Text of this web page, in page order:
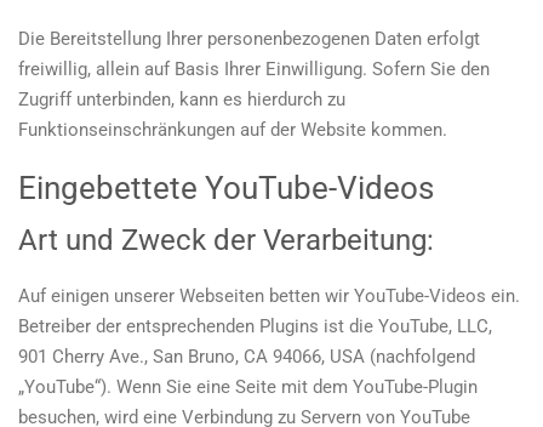
Die Bereitstellung Ihrer personenbezogenen Daten erfolgt
freiwillig, allein auf Basis Ihrer Einwilligung. Sofern Sie den
Zugriff unterbinden, kann es hierdurch zu
Funktionseinschränkungen auf der Website kommen.
Eingebettete YouTube-Videos
Art und Zweck der Verarbeitung:
Auf einigen unserer Webseiten betten wir YouTube-Videos ein.
Betreiber der entsprechenden Plugins ist die YouTube, LLC,
901 Cherry Ave., San Bruno, CA 94066, USA (nachfolgend
„YouTube“). Wenn Sie eine Seite mit dem YouTube-Plugin
besuchen, wird eine Verbindung zu Servern von YouTube